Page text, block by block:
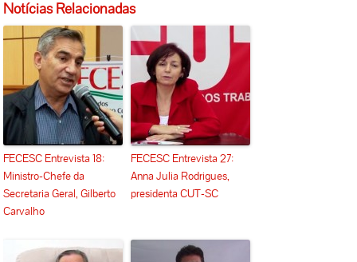
Notícias Relacionadas
FECESC Entrevista 18:
Ministro-Chefe da
Secretaria Geral, Gilberto
Carvalho
FECESC Entrevista 27:
Anna Julia Rodrigues,
presidenta CUT-SC